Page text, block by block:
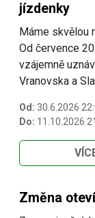
jízdenky
Máme skvělou
Od července
vzájemně
Vranovska a
Od: 30.6.2026
Do: 11.10.2026
Změna